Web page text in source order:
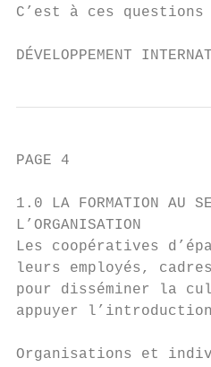
C’est à ces
DÉVELOPPEMENT
PAGE 4
1.0 LA FORMATION AU
L’ORGANISATION
Les coopératives
leurs employés,
pour disséminer la
appuyer l’introduction
Organisations et